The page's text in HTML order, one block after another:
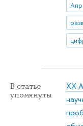
В статье
упомянуты
XX